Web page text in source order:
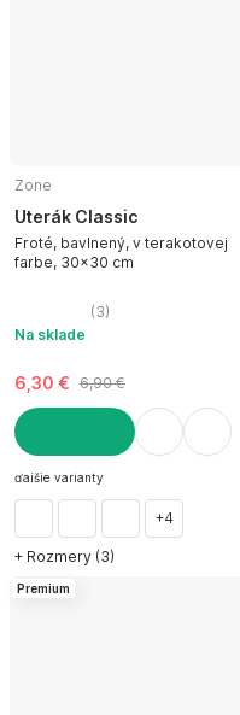
Zone
Uterák Classic
Froté, bavlnený, v terakotovej
farbe, 30x30 cm
(3)
Na sklade
6,30 € 6,90 €
DO KOŠÍKA
ďalšie varianty
+4
+ Rozmery (3)
Premium